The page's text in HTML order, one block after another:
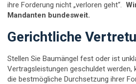
ihre Forderung nicht „verloren geht“.
Mandanten bundesweit.
Gerichtliche
Stellen Sie Baumängel fest oder ist
Vertragsleistungen geschuldet werden,
die bestmögliche Durchsetzung ihrer